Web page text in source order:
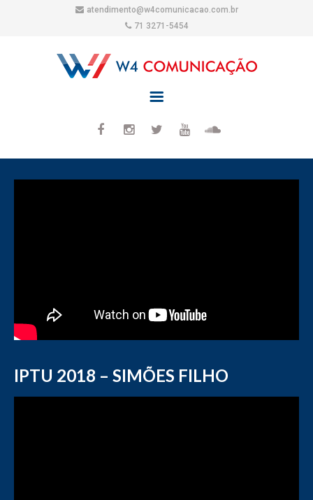
atendimento@w4comunicacao.com.br
71 3271-5454
IPTU 2018 – SIMÕES FILHO